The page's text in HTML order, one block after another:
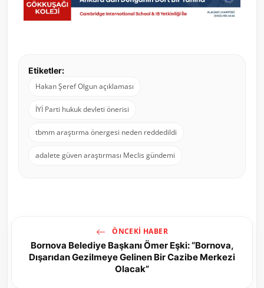
Etiketler:
Hakan Şeref Olgun açıklaması
İYİ Parti hukuk devleti önerisi
tbmm araştırma önergesi neden reddedildi
adalete güven araştırması Meclis gündemi
ÖNCEKI HABER
Bornova Belediye Başkanı Ömer Eşki: “Bornova,
Dışarıdan Gezilmeye Gelinen Bir Cazibe Merkezi
Olacak”